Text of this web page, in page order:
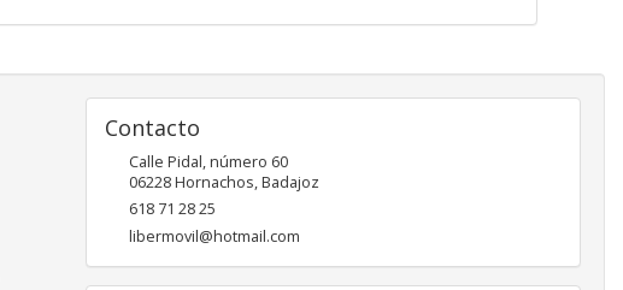
Contacto
Calle Pidal, número 60
06228Hornachos,Badajoz
618 71 28 25
libermovil@hotmail.com